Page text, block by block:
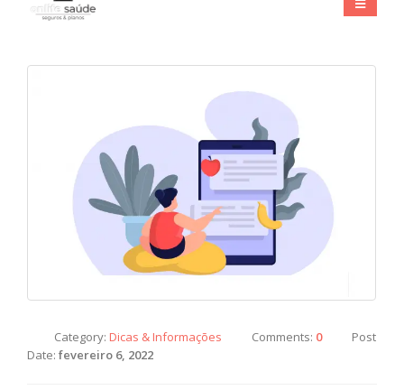
Category: Dicas & Informações Comments: 0
Post
Date: fevereiro 6, 2022